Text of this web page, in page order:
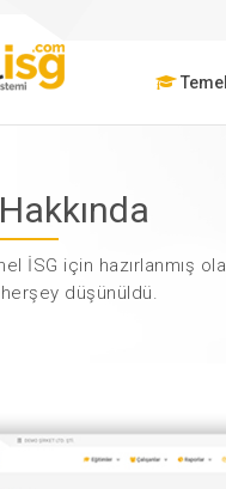
İSG için hazırlanmış
düşünüldü.